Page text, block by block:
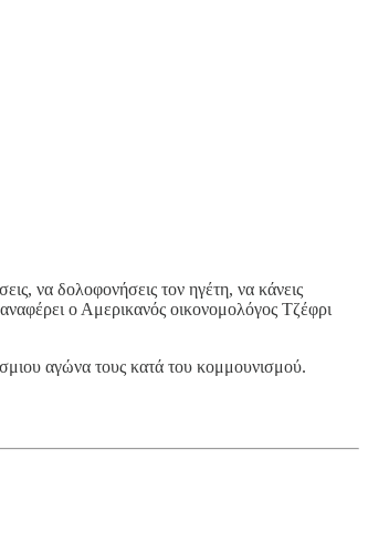
να δολοφονήσεις τον ηγέτη, να κάνεις
ο Αμερικανός οικονομολόγος Τζέφρι
αγώνα τους κατά του κομμουνισμού.